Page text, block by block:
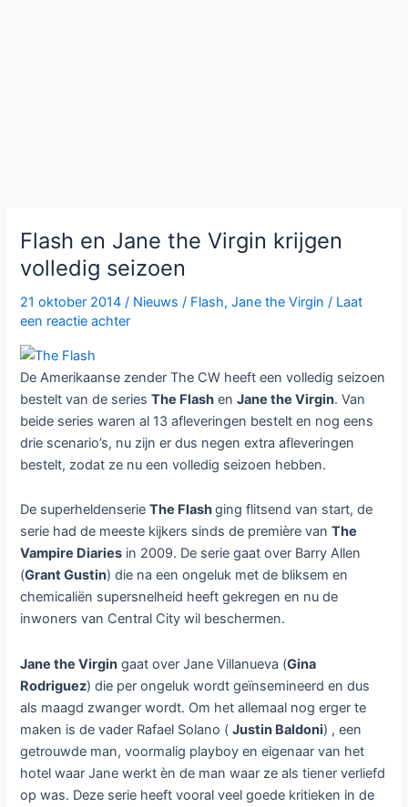
Flash en Jane the Virgin krijgen
volledig seizoen
21 oktober 2014/ Nieuws / Flash,Jane the Virgin / Laat
een reactie achter
De Amerikaanse zender The CW heeft een volledig seizoen
bestelt van de seriesThe Flash enJane the Virgin. Van
beide series waren al 13 afleveringen bestelt en nog eens
drie scenario’s, nu zijn er dus negen extra afleveringen
bestelt, zodat ze nu een volledig seizoen hebben.
De superheldenserieThe Flashging flitsend van start, de
serie had de meeste kijkers sinds de première vanThe
Vampire Diaries in 2009. De serie gaat over Barry Allen
(Grant Gustin) die na een ongeluk met de bliksem en
chemicaliën supersnelheid heeft gekregen en nu de
inwoners van Central City wil beschermen.
Jane the Virgin gaat over Jane Villanueva (Gina
Rodriguez) die per ongeluk wordt geïnsemineerd en dus
als maagd zwanger wordt. Om het allemaal nog erger te
maken is de vader Rafael Solano (Justin Baldoni) , een
getrouwde man, voormalig playboy en eigenaar van het
hotel waar Jane werkt èn de man waar ze als tiener verliefd
op was. Deze serie heeft vooral veel goede kritieken in de